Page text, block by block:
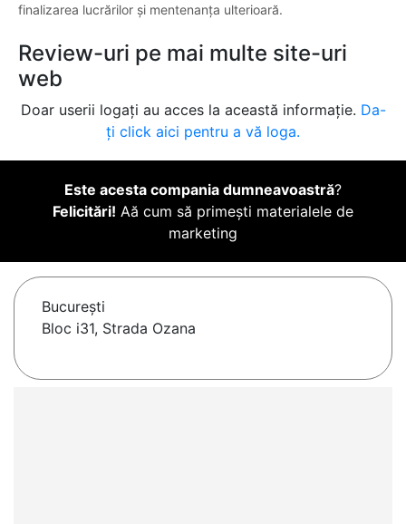
finalizarea lucrărilor și mentenanța ulterioară.
Review-uri pe mai multe site-uri
web
Doar userii logați au acces la această informație. Da-
ți click aici pentru a vă loga.
Este acesta compania dumneavoastră?
Felicitări! Aă cum să primești materialele de
marketing
Bucureşti
Bloc i31, Strada Ozana